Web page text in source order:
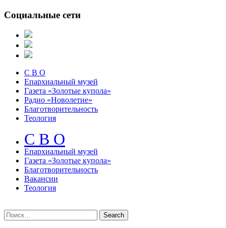
Социальные сети
С В О
Епархиальный музей
Газета «Золотые купола»
Радио «Новолетие»
Благотворительность
Теология
С В О
Епархиальный музeй
Газета «Золотые купола»
Благотворительность
Вакансии
Теология